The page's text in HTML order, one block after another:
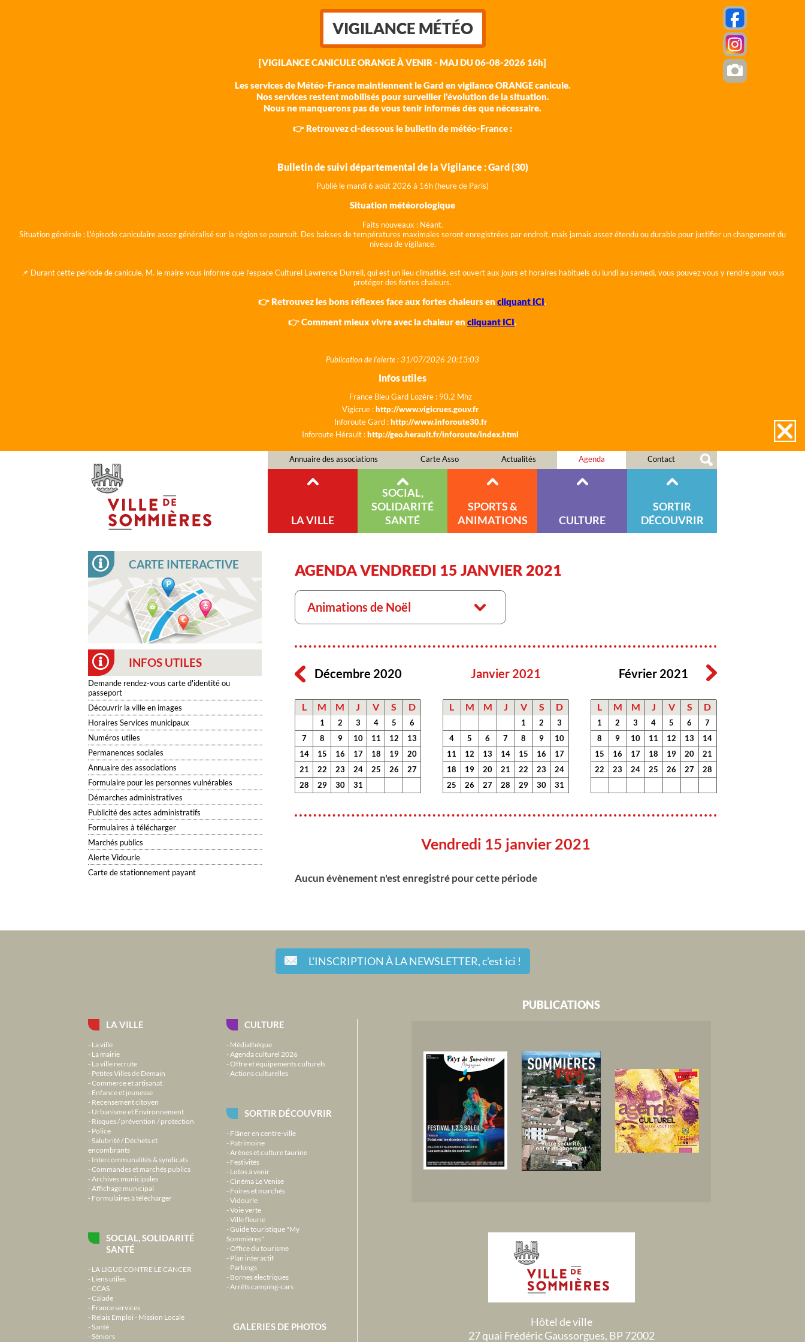
VIGILANCE MÉTÉO
[VIGILANCE CANICULE ORANGE À VENIR - MAJ DU 06-08-2026 16h]
Les services de Météo-France maintiennent le Gard en vigilance ORANGE canicule.
Nos services restent mobilisés pour surveiller l'évolution de la situation.
Nous ne manquerons pas de vous tenir informés dès que nécessaire.
👉 Retrouvez ci-dessous le bulletin de météo-France :
Bulletin de suivi départemental de la Vigilance : Gard (30)
Publié le mardi 6 août 2026 à 16h (heure de Paris)
Situation météorologique
Faits nouveaux : Néant.
Situation générale : L'épisode caniculaire assez généralisé sur la région se poursuit. Des baisses de températures maximales seront enregistrées par endroit, mais jamais assez étendu ou durable pour justifier un changement du
niveau de vigilance.
📌 Durant cette période de canicule, M. le maire vous informe que l'espace Culturel Lawrence Durrell, qui est un lieu climatisé, est ouvert aux jours et horaires habituels du lundi au samedi, vous pouvez vous y rendre pour vous
protéger des fortes chaleurs.
👉 Retrouvez les bons réflexes face aux fortes chaleurs en cliquant ICI.
👉 Comment mieux vivre avec la chaleur en cliquant ICI.
Publication de l'alerte : 31/07/2026 20:13:03
Infos utiles
France Bleu Gard Lozère : 90.2 Mhz
Vigicrue :http://www.vigicrues.gouv.fr
Inforoute Gard :http://www.inforoute30.fr
Inforoute Hérault :http://geo.herault.fr/inforoute/index.html
Annuaire des associations Carte Asso Actualités Agenda Contact
LA VILLE
SOCIAL,
SOLIDARITÉ
SANTÉ
SPORTS &
ANIMATIONS
CULTURE
SORTIR
DÉCOUVRIR
CARTE INTERACTIVE
INFOS UTILES
Demande rendez-vous carte d'identité ou
passeport
Découvrir la ville en images
Horaires Services municipaux
Numéros utiles
Permanences sociales
Annuaire des associations
Formulaire pour les personnes vulnérables
Démarches administratives
Publicité des actes administratifs
Formulaires à télécharger
Marchés publics
Alerte Vidourle
Carte de stationnement payant
AGENDA VENDREDI 15 JANVIER 2021
Animations de Noël
Décembre 2020
L M M J V S D
1 2 3 4 5
6
7
8 9 10 11 12
13
14
15 16 17 18 19
20
21
22 23 24 25 26
27
28
29 30 31
Janvier 2021
L M M J V S D
1 2
3
4
5 6 7 8 9
10
11
12 13 14 15 16
17
18
19 20 21 22 23
24
25
26 27 28 29 30 31
Février 2021
L M M J V S D
1 2 3 4 5 6
7
8
9 10 11 12 13
14
15
16 17 18 19 20
21
22
23 24 25 26 27 28
Vendredi 15 janvier 2021
Aucun évènement n'est enregistré pour cette période
L'INSCRIPTION À LA NEWSLETTER,c'est ici !
LA VILLE
La ville
La mairie
La ville recrute
Petites Villes de Demain
Commerce et artisanat
Enfance et jeunesse
Recensement citoyen
Urbanisme et Environnement
Risques / prévention / protection
Police
Salubrité / Déchets et
encombrants
Intercommunalités & syndicats
Commandes et marchés publics
Archives municipales
Affichage municipal
Formulaires à télécharger
SOCIAL, SOLIDARITÉ
SANTÉ
LA LIGUE CONTRE LE CANCER
Liens utiles
CCAS
Calade
France services
Relais Emploi - Mission Locale
Santé
Séniors
CULTURE
Médiathèque
Agenda culturel 2026
Offre et équipements culturels
Actions culturelles
SORTIR DÉCOUVRIR
Flâner en centre-ville
Patrimoine
Arènes et culture taurine
Festivités
Lotos à venir
Cinéma Le Venise
Foires et marchés
Vidourle
Voie verte
Ville fleurie
Guide touristique "My
Sommières"
Office du tourisme
Plan interactif
Parkings
Bornes électriques
Arrêts camping-cars
GALERIES DE PHOTOS
PUBLICATIONS
Hôtel de ville
27 quai Frédéric Gaussorgues, BP 72002